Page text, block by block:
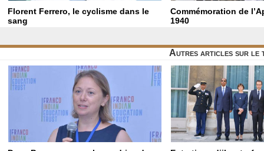
Florent Ferrero, le cyclisme dans le
sang
Commémoration de
1940
Autres articles sur le